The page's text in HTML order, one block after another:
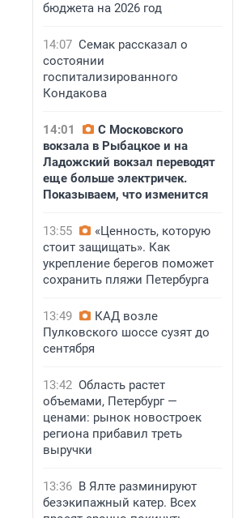
бюджета на 2026 год
14:07 Семак рассказал о
состоянии
госпитализированного
Кондакова
14:01
С Московского
вокзала в Рыбацкое и на
Ладожский вокзал переводят
еще больше электричек.
Показываем, что изменится
13:55
«Ценность, которую
стоит защищать». Как
укрепление берегов поможет
сохранить пляжи Петербурга
13:49
КАД возле
Пулковского шоссе сузят до
сентября
13:42 Область растет
объемами, Петербург —
ценами: рынок новостроек
региона прибавил треть
выручки
13:36 В Ялте разминируют
безэкипажный катер. Всех